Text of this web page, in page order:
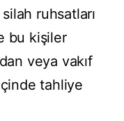
ruhsatları
bu kişiler
veya vakıf
tahliye